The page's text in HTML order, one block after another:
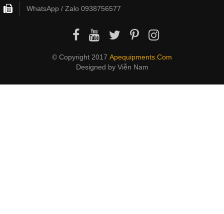
WhatsApp / Zalo 0938756577
© Copyright 2017 Apequipments.com
Designed by Viễn Nam